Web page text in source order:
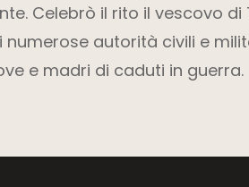
Celebrò il rito il vescovo di
numerose autorità civili e
e madri di caduti in guerra.